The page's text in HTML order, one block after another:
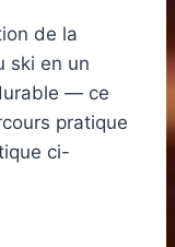
de la
ski en un
— ce
pratique
ci-